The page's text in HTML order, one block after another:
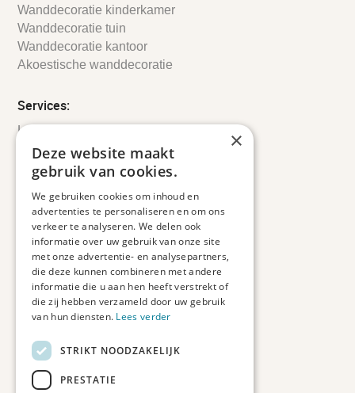
Wanddecoratie kinderkamer
Wanddecoratie tuin
Wanddecoratie kantoor
Akoestische wanddecoratie
Services:
Leveringsinformatie
Retourbeleid
Informatie
Veelgestelde vragen
Duurzaam ondernemen
Contact informatie
Etienne de Pinedaweg 34
3711 CH, Austerlitz
Nederland
info@fotoprintxl.nl
0343 78 58 00
×
Deze website maakt
gebruik van cookies.
We gebruiken cookies om inhoud en
advertenties te personaliseren en om ons
verkeer te analyseren. We delen ook
informatie over uw gebruik van onze site
met onze advertentie- en analysepartners,
die deze kunnen combineren met andere
informatie die u aan hen heeft verstrekt of
die zij hebben verzameld door uw gebruik
van hun diensten. Lees verder
STRIKT NOODZAKELIJK
PRESTATIE